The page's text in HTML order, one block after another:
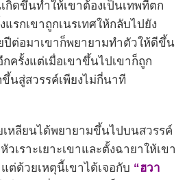
ดขึ้นทำให้เขาต้องเป็นเทพที่ตก
แรกเขาถูกเนรเทศให้กลับไปยัง
ต่อมาเขาก็พยายามทำตัวให้ดีขึ้น
ครั้งแต่เมื่อเขาขึ้นไปเขาก็ถูก
ขึ้นสู่สวรรค์เพียงไม่กี่นาที
เหลียนได้พยายามขึ้นไปบนสวรรค์
เราะเยาะเขาและตั้งฉายาให้เขา
แต่ด้วยเหตุนี้เขาได้เจอกับ “ฮวา